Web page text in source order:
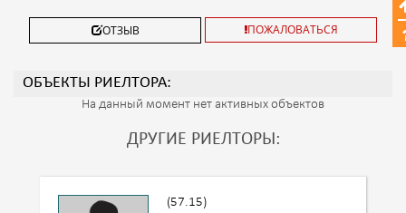
ОТЗЫВ ПОЖАЛОВАТЬСЯ
ОБЪЕКТЫ РИЕЛТОРА:
На данный момент нет активных объектов
ДРУГИЕ РИЕЛТОРЫ:
(57.15)